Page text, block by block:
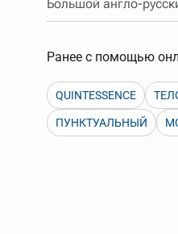
Большой англо-
Ранее с помощью
QUINTESSENCE
ПУНКТУАЛЬНЫЙ